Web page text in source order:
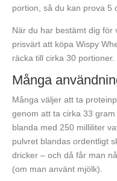
portion, så du kan prova 5
När du har bestämt dig för
prisvärt att köpa Wispy
räcka till cirka 30 portioner.
Många
Många väljer att ta
genom att ta cirka 33
blanda med 250 milliliter
pulvret blandas ordentligt
dricker – och då får man
(om man använt mjölk).